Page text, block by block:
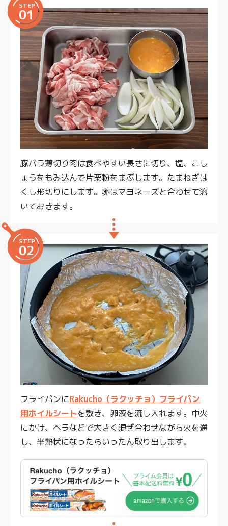
STEP
01
豚バラ薄切り肉は食べやすい長さに切り、塩、こし
ょうをもみ込んで片栗粉をまぶします。たまねぎは
くし形切りにします。卵はマヨネーズと合わせて溶
いておきます。
STEP
02
フライパンにRakucho（ラクッチョ）フライパン
用ホイルシートを敷き、卵液を流し入れます。中火
にかけ、ヘラなどで大きく混ぜ合わせながら火を通
し、半熟状になったらいったん取り出します。